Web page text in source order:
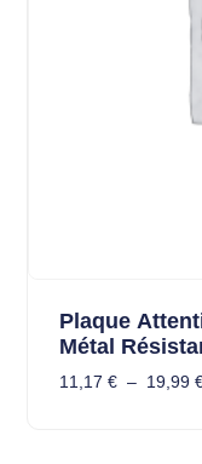
Plaque
Métal
11,17 € – 19,99